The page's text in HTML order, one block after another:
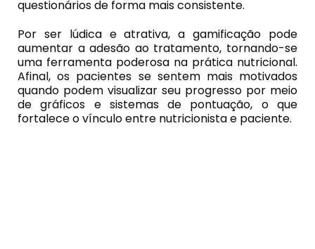
questionários de forma mais consistente.
Por ser lúdica e atrativa, a gamificação pode
aumentar a adesão ao tratamento, tornando-se
uma ferramenta poderosa na prática nutricional.
Afinal, os pacientes se sentem mais motivados
quando podem visualizar seu progresso por meio
de gráficos e sistemas de pontuação, o que
fortalece o vínculo entre nutricionista e paciente.